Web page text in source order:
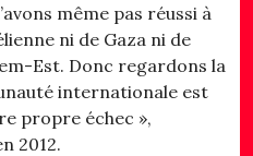
même pas réussi à
ni de Gaza ni de
Est. Donc regardons la
internationale est
propre échec »,
2012.